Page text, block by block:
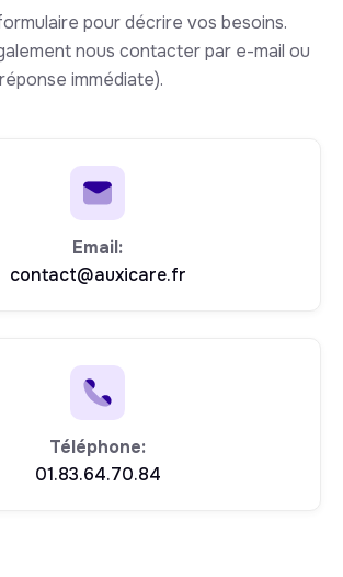
pour décrire vos besoins.
nous contacter par e-mail ou
immédiate).
Email:
contact@auxicare.fr
Téléphone:
01.83.64.70.84